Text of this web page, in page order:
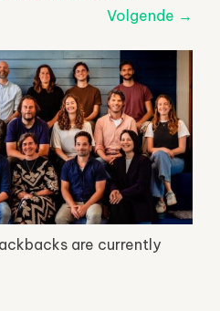
Volgende →
are currently